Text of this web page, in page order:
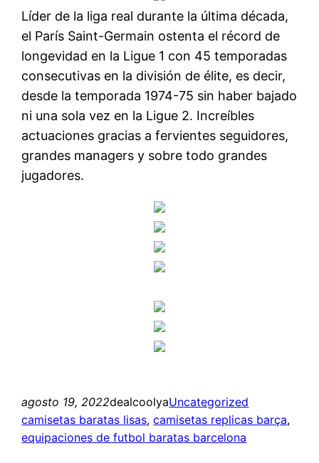
Líder de la liga real durante la última década,
el París Saint-Germain ostenta el récord de
longevidad en la Ligue 1 con 45 temporadas
consecutivas en la división de élite, es decir,
desde la temporada 1974-75 sin haber bajado
ni una sola vez en la Ligue 2. Increíbles
actuaciones gracias a fervientes seguidores,
grandes managers y sobre todo grandes
jugadores.
agosto 19, 2022dealcoolyaUncategorized
camisetas baratas lisas, camisetas replicas barça
equipaciones de futbol baratas barcelona